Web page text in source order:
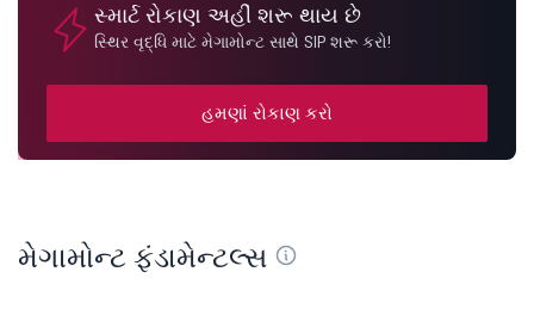
સ્માર્ટ રોકાણ અહીં શરૂ થાય છે
સ્થિર વૃદ્ધિ માટે મેગામોન્ટ સાથે SIP શરૂ કરો!
હમણાં રોકાણ કરો
મેગામોન્ટ ફંડામેન્ટલ્સ